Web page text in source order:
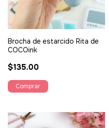
Brocha de estarcido Rita de
COCOink
$135.00